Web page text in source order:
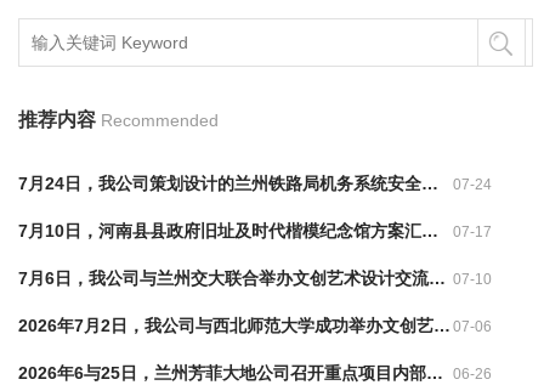
推荐内容 Recommended
7月24日，我公司策划设计的兰州铁路局机务系统安全警示教育馆获业内广泛认可！ 07-24
7月10日，河南县县政府旧址及时代楷模纪念馆方案汇报讨论会 07-17
7月6日，我公司与兰州交大联合举办文创艺术设计交流会，共探产教融合新路径 07-10
2026年7月2日，我公司与西北师范大学成功举办文创艺术设计交流会 07-06
2026年6与25日，兰州芳菲大地公司召开重点项目内部推进会 06-26